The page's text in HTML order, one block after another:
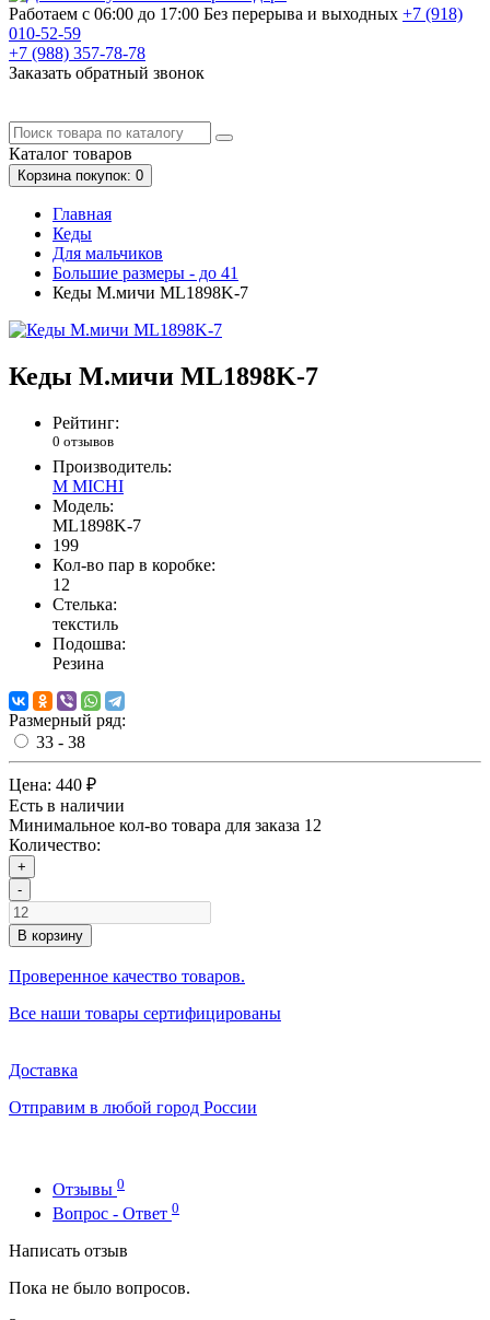
Работаем с 06:00 до 17:00 Без перерыва и выходных +7 (918)
010-52-59
+7 (988) 357-78-78
Заказать обратный звонок
Каталог товаров
Корзинапокупок: 0
Главная
Кеды
Для мальчиков
Большие размеры - до 41
Кеды М.мичи ML1898K-7
Кеды М.мичи ML1898K-7
Рейтинг:
0 отзывов
Производитель:
M MICHI
Модель:
ML1898K-7
199
Кол-во пар в коробке:
12
Стелька:
текстиль
Подошва:
Резина
Размерный ряд:
33 - 38
Цена: 440 ₽
Есть в наличии
Минимальное кол-во товара для заказа 12
Количество:
+
-
В корзину
Проверенное качество товаров.
Все наши товары сертифицированы
Доставка
Отправим в любой город России
Отзывы 0
Вопрос - Ответ 0
Написать отзыв
Пока не было вопросов.